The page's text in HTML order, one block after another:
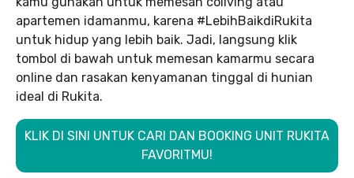
apartemen idamanmu, karena #LebihBaikdiRukita
untuk hidup yang lebih baik. Jadi, langsung klik
tombol di bawah untuk memesan kamarmu secara
online dan rasakan kenyamanan tinggal di hunian
ideal di Rukita.
KLIK DI SINI UNTUK CARI DAN BOOKING UNIT RUKITA
FAVORITMU!